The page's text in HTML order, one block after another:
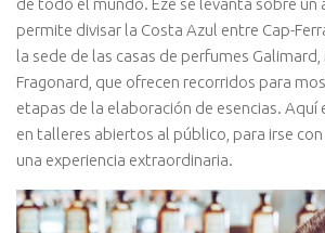
permite divisar la Costa Azul entre Cap-
la sede de las casas de perfumes
Fragonard, que ofrecen recorridos para
etapas de la elaboración de esencias.
en talleres abiertos al público, para irse
una experiencia extraordinaria.